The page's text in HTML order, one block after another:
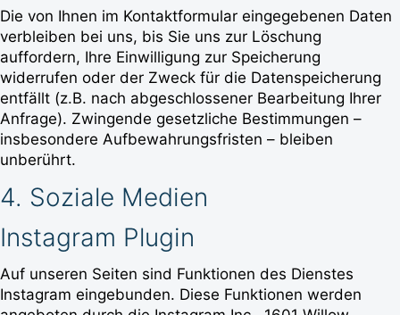
Die von Ihnen im Kontaktformular eingegebenen Daten
verbleiben bei uns, bis Sie uns zur Löschung
auffordern, Ihre Einwilligung zur Speicherung
widerrufen oder der Zweck für die Datenspeicherung
entfällt (z.B. nach abgeschlossener Bearbeitung Ihrer
Anfrage). Zwingende gesetzliche Bestimmungen –
insbesondere Aufbewahrungsfristen – bleiben
unberührt.
4. Soziale Medien
Instagram Plugin
Auf unseren Seiten sind Funktionen des Dienstes
Instagram eingebunden. Diese Funktionen werden